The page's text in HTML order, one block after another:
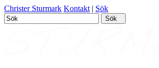
Christer Sturmark Kontakt | Sök